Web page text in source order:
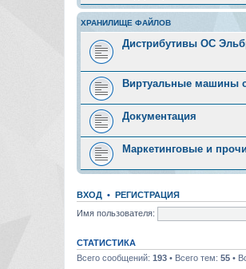
ХРАНИЛИЩЕ ФАЙЛОВ
Дистрибутивы ОС
Виртуальные машины
Документация
Маркетинговые и
ВХОД • РЕГИСТРАЦИЯ
Имя пользователя:
СТАТИСТИКА
Всего сообщений: 193 • Всего тем: 55 •